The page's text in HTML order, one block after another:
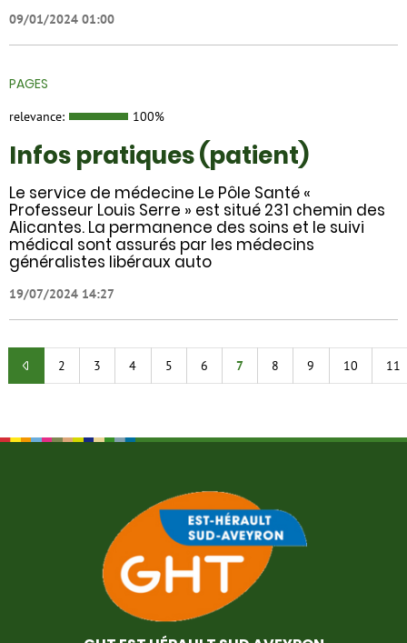
09/01/2024 01:00
PAGES
relevance: 100%
Infos pratiques (patient)
Le service de médecine Le Pôle Santé «
Professeur Louis Serre » est situé 231 chemin des
Alicantes. La permanence des soins et le suivi
médical sont assurés par les médecins
généralistes libéraux auto
19/07/2024 14:27
2 3 4 5 6 7 8 9 10 11